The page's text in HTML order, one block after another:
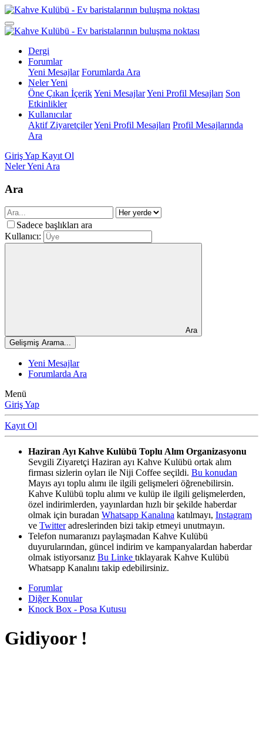
Dergi
Forumlar
Yeni Mesajlar Forumlarda Ara
Neler Yeni
Öne Çıkan İçerikYeni MesajlarYeni Profil Mesajları Son
Etkinlikler
Kullanıcılar
Aktif ZiyaretçilerYeni Profil Mesajları Profil Mesajlarında
Ara
Giriş Yap Kayıt Ol
Neler Yeni Ara
Ara
Sadece başlıkları ara
Kullanıcı:
Ara
Gelişmiş Arama...
Yeni Mesajlar
Forumlarda Ara
Menü
Giriş Yap
Kayıt Ol
Haziran Ayı Kahve Kulübü Toplu Alım Organizasyonu
Sevgili Ziyaretçi Haziran ayı Kahve Kulübü ortak alım
firması sizlerin oyları ile Niji Coffee seçildi. Bu konudan
Mayıs ayı toplu alımı ile ilgili gelişmeleri öğrenebilirsin.
Kahve Kulübü toplu alımı ve kulüp ile ilgili gelişmelerden,
özel indirimlerden, yayınlardan hızlı bir şekilde haberdar
olmak için buradan Whatsapp Kanalına katılmayı, Instagram
ve Twitteradreslerinden bizi takip etmeyi unutmayın.
Telefon numaranızı paylaşmadan Kahve Kulübü
duyurularından, güncel indirim ve kampanyalardan haberdar
olmak istiyorsanız Bu Linke tıklayarak Kahve Kulübü
Whatsapp Kanalını takip edebilirsiniz.
Forumlar
Diğer Konular
Knock Box - Posa Kutusu
Gidiyoor !